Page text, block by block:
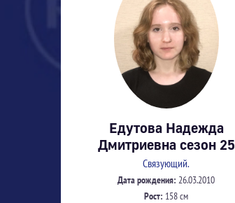
Едутова Надежда
Дмитриевна сезон 25
Связующий.
Дата рождения: 26.03.2010
Рост: 158 см